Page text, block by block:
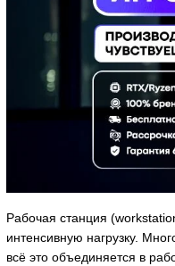
Рабочая станция
интенсивную нагрузку.
всё это объединяется в